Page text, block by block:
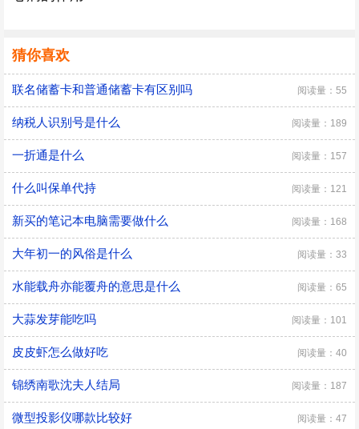
猜你喜欢
联名储蓄卡和普通储蓄卡有区别吗 阅读量：55
纳税人识别号是什么 阅读量：189
一折通是什么 阅读量：157
什么叫保单代持 阅读量：121
新买的笔记本电脑需要做什么 阅读量：168
大年初一的风俗是什么 阅读量：33
水能载舟亦能覆舟的意思是什么 阅读量：65
大蒜发芽能吃吗 阅读量：101
皮皮虾怎么做好吃 阅读量：40
锦绣南歌沈夫人结局 阅读量：187
微型投影仪哪款比较好 阅读量：47